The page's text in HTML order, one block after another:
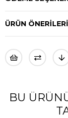
ÜRÜN ÖNERILERI
BU